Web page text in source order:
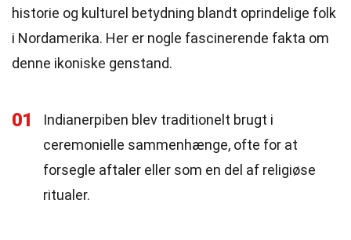
historie og kulturel betydning blandt oprindelige folk
i Nordamerika. Her er nogle fascinerende fakta om
denne ikoniske genstand.
01
Indianerpiben blev traditionelt brugt i
ceremonielle sammenhænge, ofte for at
forsegle aftaler eller som en del af religiøse
ritualer.